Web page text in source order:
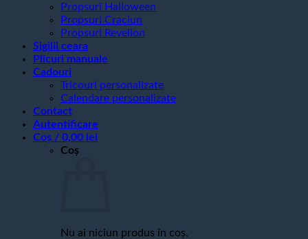
Propsuri Halloween
Propsuri Craciun
Propsuri Revelion
Sigilii ceara
Plicuri manuale
Cadouri
Tricouri personalizate
Calendare personalizate
Contact
Autentificare
Coș / 0,00 lei
Coș
Nu ai niciun produs în coș.